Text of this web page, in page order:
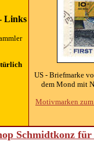
Links
US - Briefmarke
dem Mond mit
Motivmarken
Schmidtkonz